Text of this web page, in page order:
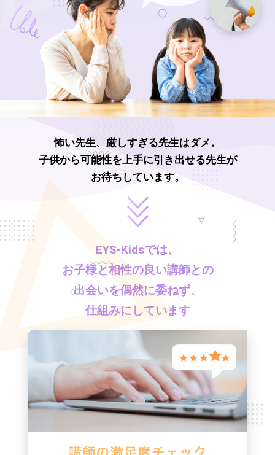
怖い先生、厳しすぎる先生はダメ。
子供から可能性を上手に引き出せる先生が
お待ちしています。
EYS-Kidsでは、
お子様と相性の良い講師との
出会いを偶然に委ねず、
仕組みにしています